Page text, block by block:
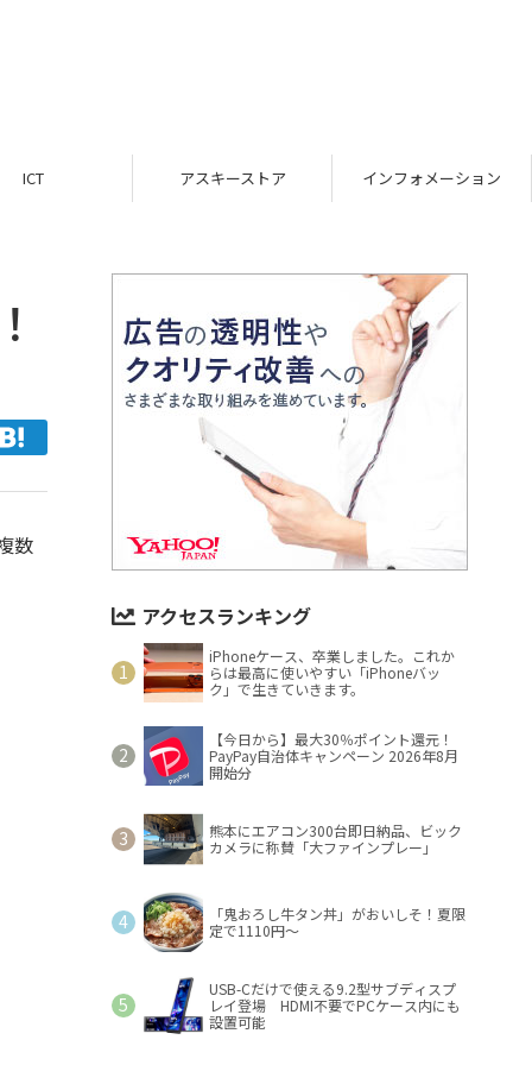
ICT アスキーストア インフォメーション
数
アクセスランキング
iPhoneケース、卒業しました。これか
らは最高に使いやすい「iPhoneバッ
ク」で生きていきます。
【今日から】最大30％ポイント還元！
PayPay自治体キャンペーン 2026年8月
開始分
熊本にエアコン300台即日納品、ビック
カメラに称賛「大ファインプレー」
「鬼おろし牛タン丼」がおいしそ！夏限
定で1110円～
USB-Cだけで使える9.2型サブディスプ
レイ登場 HDMI不要でPCケース内にも
設置可能